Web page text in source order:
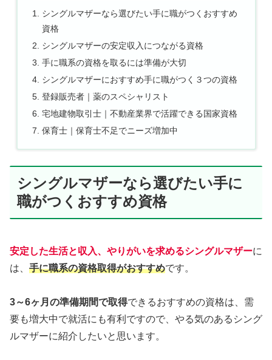
シングルマザーなら選びたい手に職がつくおすすめ
資格
シングルマザーの安定収入につながる資格
手に職系の資格を取るには準備が大切
シングルマザーにおすすめ手に職がつく３つの資格
登録販売者｜薬のスペシャリスト
宅地建物取引士｜不動産業界で活躍できる国家資格
保育士｜保育士不足でニーズ増加中
シングルマザーなら選びたい手に
職がつくおすすめ資格
安定した生活と収入、やりがいを求めるシングルマザーに
は、 手に職系の資格取得がおすすめです。
3～6ヶ月の準備期間で取得できるおすすめの資格は、需
要も増大中で就活にも有利ですので、やる気のあるシング
ルマザーに紹介したいと思います。